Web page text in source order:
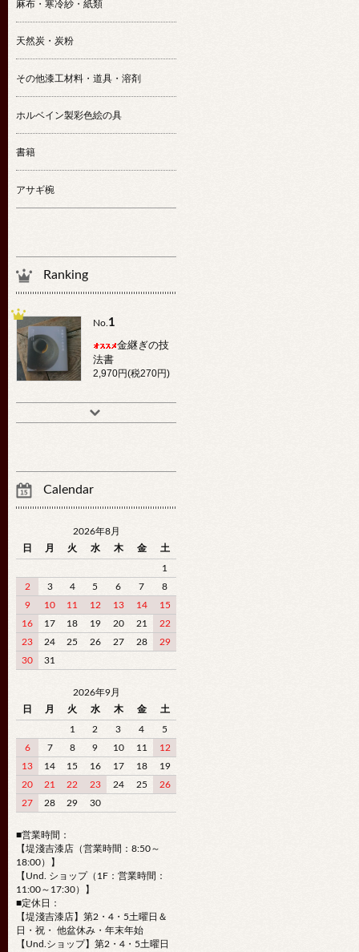
麻布・寒冷紗・紙類
天然炭・炭粉
その他漆工材料・道具・溶剤
ホルベイン製彩色絵の具
書籍
アサギ椀
Ranking
No.1
金継ぎの技
法書
2,970円(税270円)
Calendar
2026年8月
日
月 火 水 木 金 土
1
2
3 4 5 6 7
8
9
10 11 12 13 14
15
16
17 18 19 20 21
22
23
24 25 26 27 28
29
30
31
2026年9月
日
月 火 水 木 金 土
1 2 3 4
5
6
7 8 9 10 11
12
13
14 15 16 17 18
19
20
21 22 23 24 25
26
27
28 29 30
■営業時間：
【堤淺吉漆店（営業時間：8:50～
18:00）】
【Und. ショップ（1F：営業時間：
11:00～17:30）】
■定休日：
【堤淺吉漆店】第2・4・5土曜日＆
日・祝・ 他盆休み・年末年始
【Und.ショップ】第2・4・5土曜日